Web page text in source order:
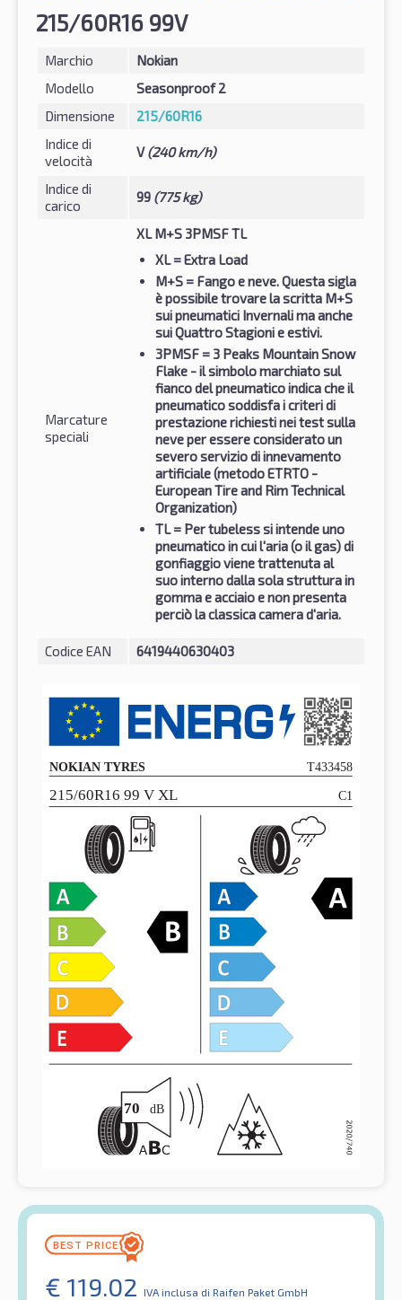
215/60R16 99V
Marchio
Nokian
Modello
Seasonproof 2
Dimensione
215/60R16
Indice di
velocità
V(240 km/h)
Indice di
carico
99 (775 kg)
Marcature
speciali
XL M+S 3PMSF TL
XL= Extra Load
M+S = Fango e neve. Questa sigla
è possibile trovare la scritta M+S
sui pneumatici Invernali ma anche
sui Quattro Stagioni e estivi.
3PMSF = 3 Peaks Mountain Snow
Flake - il simbolo marchiato sul
fianco del pneumatico indica che il
pneumatico soddisfa i criteri di
prestazione richiesti nei test sulla
neve per essere considerato un
severo servizio di innevamento
artificiale (metodo ETRTO -
European Tire and Rim Technical
Organization)
TL= Per tubeless si intende uno
pneumatico in cui l'aria (o il gas) di
gonfiaggio viene trattenuta al
suo interno dalla sola struttura in
gomma e acciaio e non presenta
perciò la classica camera d'aria.
Codice EAN 6419440630403
€ 119.02 IVA inclusa di Raifen Paket GmbH